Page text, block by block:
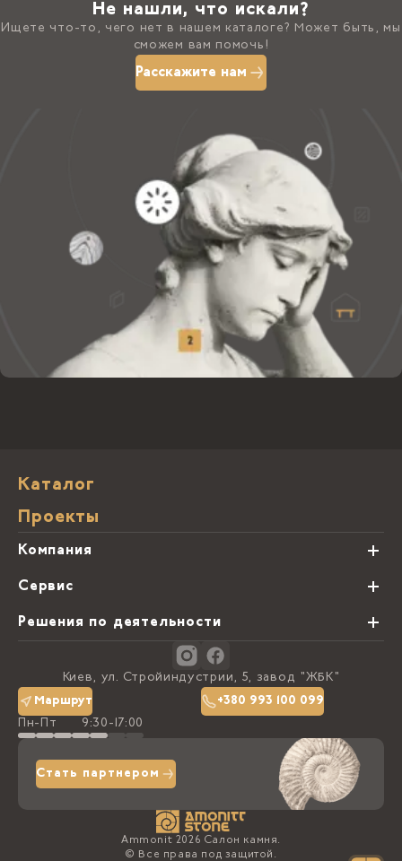
Не нашли, что искали?
Ищете что-то, чего нет в нашем каталоге? Может быть, мы
сможем вам помочь!
Расскажите нам
Каталог
Проекты
Компания
О нас
Блог
Контакты
Политика конфиденциальности
Доставка та оплата
Сервис
Виды обработки камня
Решения по деятельности
Киев, ул. Стройиндустрии, 5, завод "ЖБК"
Маршрут
+380 993 100 099
Пн-Пт
9:30-17:00
Стать партнером
Ammonit 2026 Салон камня.
© Все права под защитой.